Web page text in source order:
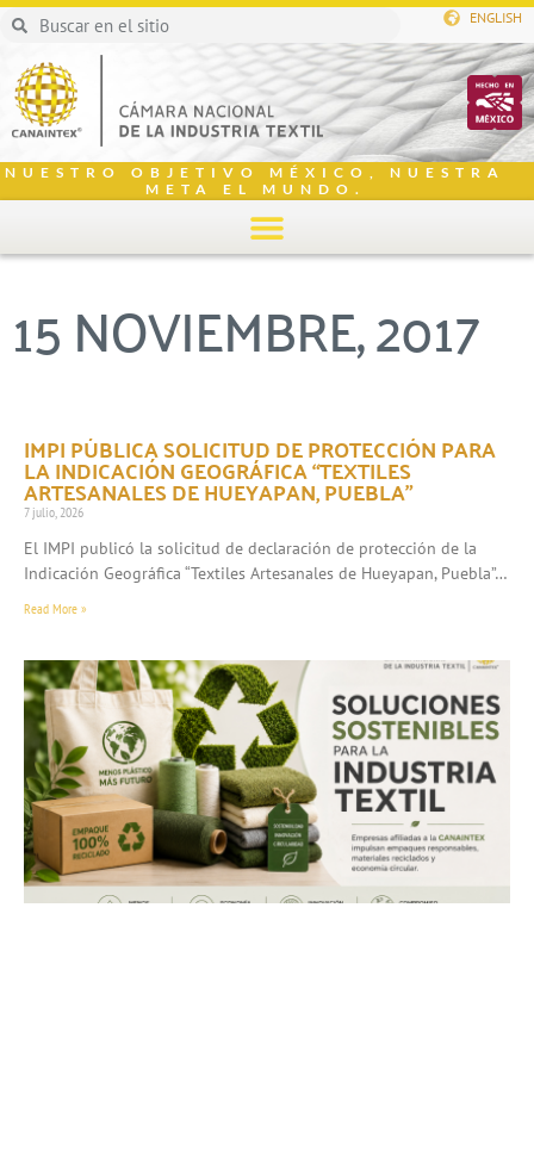
ENGLISH
NUESTRO OBJETIVO MÉXICO, NUESTRA
META EL MUNDO.
15 NOVIEMBRE, 2017
IMPI PÚBLICA SOLICITUD DE PROTECCIÓN PARA
LA INDICACIÓN GEOGRÁFICA “TEXTILES
ARTESANALES DE HUEYAPAN, PUEBLA”
7 julio, 2026
El IMPI publicó la solicitud de declaración de protección de la
Indicación Geográfica “Textiles Artesanales de Hueyapan, Puebla”…
Read More »